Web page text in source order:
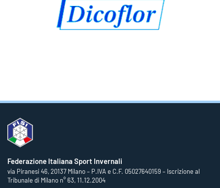
Federazione Italiana Sport Invernali
via Piranesi 46, 20137 Milano – P.IVA e C.F. 05027640159 – Iscrizione al
Tribunale di Milano n° 63, 11.12.2004